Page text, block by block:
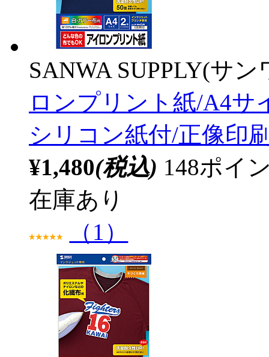
SANWA SUPPLY(サ
ロンプリント紙/A4サ
シリコン紙付/正像印
¥1,480(税込) 148ポイ
在庫あり
（1）